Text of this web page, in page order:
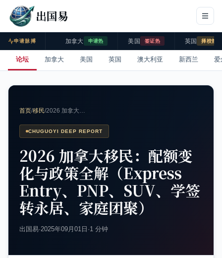
出国易
申请脉搏 加拿大 申请热 美国 签证热 英国 择校热
论坛 加拿大 美国 英国 澳大利亚 新西兰 爱
首页/移民/2026 加拿大…
CHUGUOYI DEEP REPORT
2026 加拿大移民：配额变
化与政策全解（Express
Entry、PNP、SUV、学签
转永居、家庭团聚）
出国易·2025年09月01日 ·1 分钟